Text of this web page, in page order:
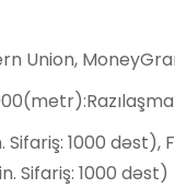
Union,
1000 dəst),
Sifariş: 1000 dəst)